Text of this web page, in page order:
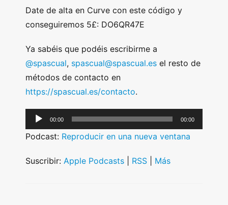
Date de alta en Curve con este código y
conseguiremos 5£: DO6QR47E
Ya sabéis que podéis escribirme a
@spascual, spascual@spascual.es el resto de
métodos de contacto en
https://spascual.es/contacto.
u
i
00:00 00:00
Podcast: Reproducir en una nueva ventana
Suscribir: Apple Podcasts RSS Más